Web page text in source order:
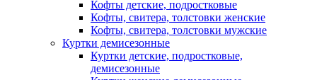
Кофты детские, подростковые
Кофты, свитера, толстовки женские
Кофты, свитера, толстовки мужские
Куртки демисезонные
Куртки детские, подростковые,
демисезонные